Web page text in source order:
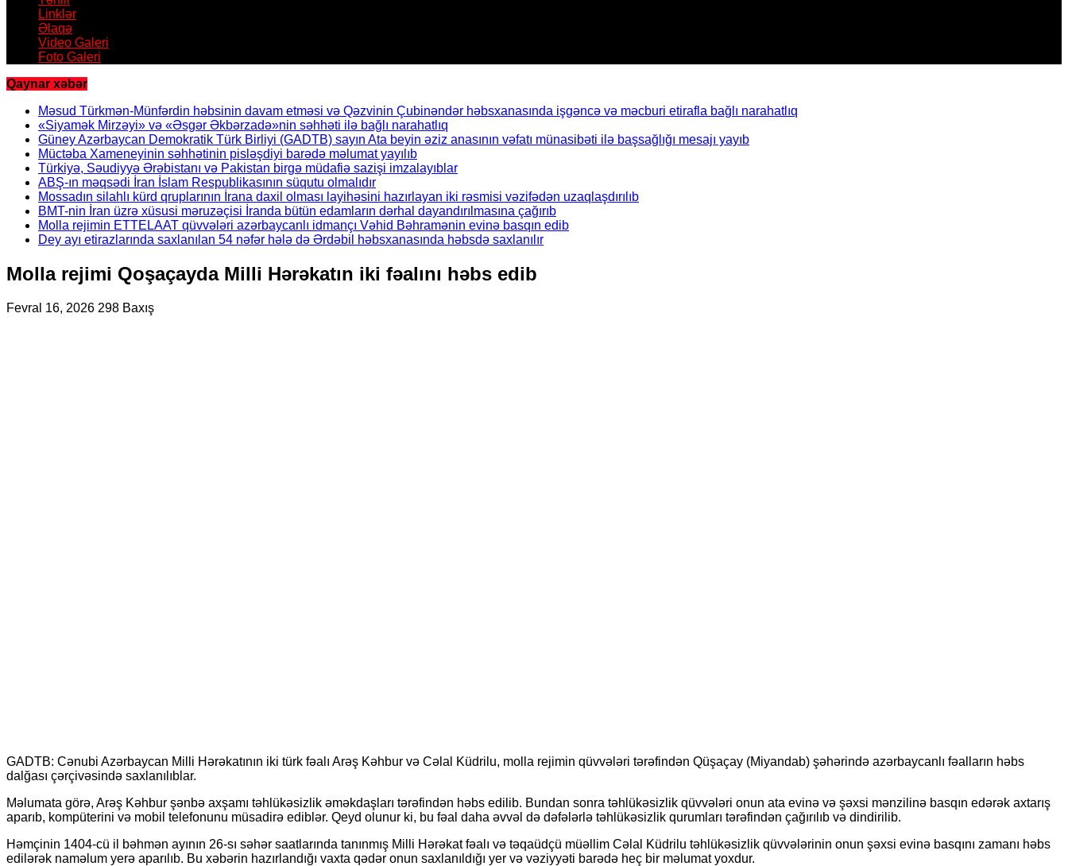
Linklər
Əlaqə
Video Galeri
Foto Galeri
Qaynar xəbər
Məsud Türkmən-Münfərdin həbsinin davam etməsi və Qəzvinin Çubinəndər həbsxanasında işgəncə və məcburi etirafla bağlı narahatlıq
«Siyamək Mirzəyi» və «Əsgər Əkbərzadə»nin səhhəti ilə bağlı narahatlıq
Güney Azərbaycan Demokratik Türk Birliyi (GADTB) sayın Ata beyin əziz anasının vəfatı münasibəti ilə başsağlığı mesajı yayıb
Müctəba Xameneyinin səhhətinin pisləşdiyi barədə məlumat yayılıb
Türkiyə, Səudiyyə Ərəbistanı və Pakistan birgə müdafiə sazişi imzalayıblar
ABŞ-ın məqsədi İran İslam Respublikasının süqutu olmalıdır
Mossadın silahlı kürd qruplarının İrana daxil olması layihəsini hazırlayan iki rəsmisi vəzifədən uzaqlaşdırılıb
BMT-nin İran üzrə xüsusi məruzəçisi İranda bütün edamların dərhal dayandırılmasına çağırıb
Molla rejimin ETTELAAT qüvvələri azərbaycanlı idmançı Vəhid Bəhramənin evinə basqın edib
Dey ayı etirazlarında saxlanılan 54 nəfər hələ də Ərdəbil həbsxanasında həbsdə saxlanılır
Molla rejimi Qoşaçayda Milli Hərəkatın iki fəalını həbs edib
Fevral 16, 2026 298 Baxış
GADTB: Cənubi Azərbaycan Milli Hərəkatının iki türk fəalı Arəş Kəhbur və Cəlal Küdrilu, molla rejimin qüvvələri tərəfindən Qüşaçay (Miyandab) şəhərində azərbaycanlı fəalların həbs
dalğası çərçivəsində saxlanılıblar.
Məlumata görə, Arəş Kəhbur şənbə axşamı təhlükəsizlik əməkdaşları tərəfindən həbs edilib. Bundan sonra təhlükəsizlik qüvvələri onun ata evinə və şəxsi mənzilinə basqın edərək axtarış
aparıb, kompüterini və mobil telefonunu müsadirə ediblər. Qeyd olunur ki, bu fəal daha əvvəl də dəfələrlə təhlükəsizlik qurumları tərəfindən çağırılıb və dindirilib.
Həmçinin 1404-cü il bəhmən ayının 26-sı səhər saatlarında tanınmış Milli Hərəkat fəalı və təqaüdçü müəllim Cəlal Küdrilu təhlükəsizlik qüvvələrinin onun şəxsi evinə basqını zamanı həbs
edilərək naməlum yerə aparılıb. Bu xəbərin hazırlandığı vaxta qədər onun saxlanıldığı yer və vəziyyəti barədə heç bir məlumat yoxdur.